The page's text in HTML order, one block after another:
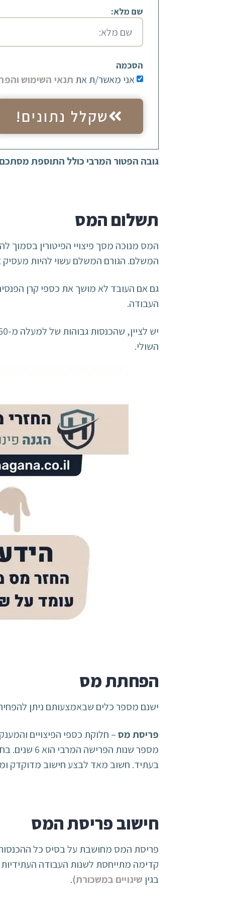
שם מלא:
הסכמה
אני מאשר/ת את תנאי השימוש
שקלל נתונים!
גובה הפטור המרבי כולל התוספת מסתכם ב-24,240 ש"ח, נכון לשנת
תשלום המס
המס מנוכה מסך פיצויי הפיטורין בסמוך
המשלם. הגורם המשלם עשוי להיות מעסיק
גם אם העובד לא מושך את כספי קרן
העבודה.
השולי.
הפחתת מס
ישנם מספר כלים שבאמצעותם ניתן
פריסת מס
מספר
בעתיד. חשוב מאד לבצע חישוב מדוקדק
חישוב פריסת המס
פריסת המס מחושבת על בסיס כל
קדימה מתייחסת לשנות העבודה
בגין שינויים במשכורת).